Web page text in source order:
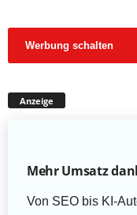
Werbung schalten
Anzeige
Mehr Umsatz
Von SEO bis KI-